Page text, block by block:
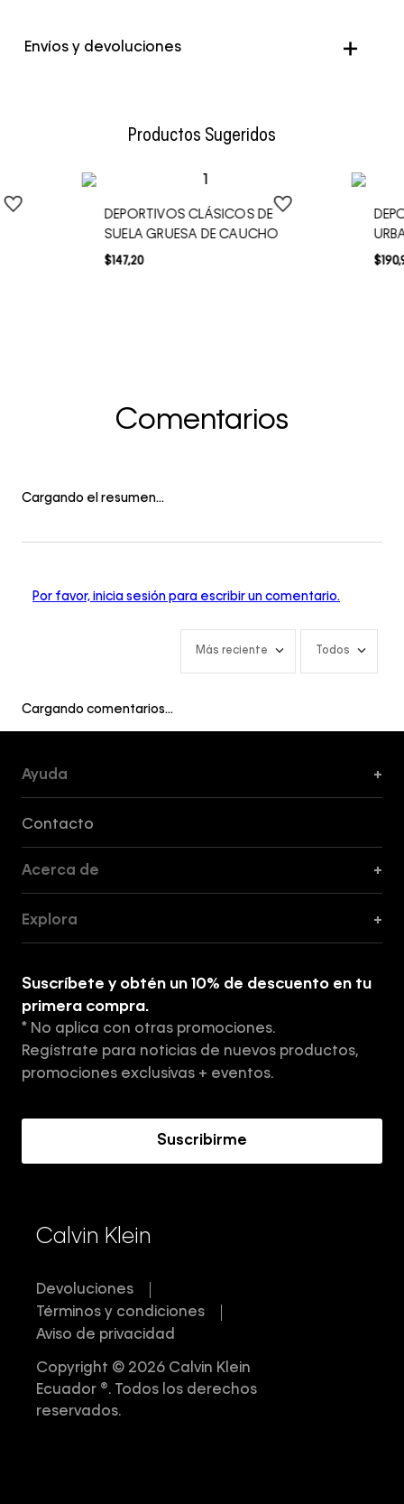
Color Negro
Envíos y devoluciones
Productos Sugeridos
DEPORTIVOS CLÁSICOS DE
SUELA GRUESA DE CAUCHO
$147,20 $190,
Comentarios
Cargando el resumen…
Por favor, inicia sesión para escribir un comentario.
Más reciente Todos
Cargando comentarios…
Ayuda +
Contacto
Acerca de +
Tiendas
Aviso de privacidad
Términos y Condiciones
Explora +
Suscríbete y obtén un 10% de descuento en tu
primera compra.
* No aplica con otras promociones.
Regístrate para noticias de nuevos productos,
promociones exclusivas + eventos.
Suscribirme
Calvin Klein
Devoluciones
Términos y condiciones
Aviso de privacidad
Copyright © 2026 Calvin Klein
Ecuador ®. Todos los derechos
reservados.